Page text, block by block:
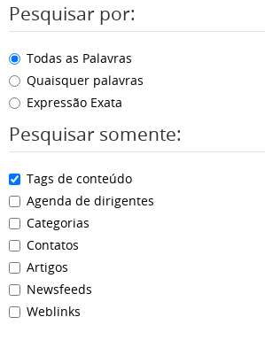
Pesquisar por:
Todas as Palavras
Quaisquer palavras
Expressão Exata
Pesquisar somente:
Tags de conteúdo
Agenda de dirigentes
Categorias
Contatos
Artigos
Newsfeeds
Weblinks